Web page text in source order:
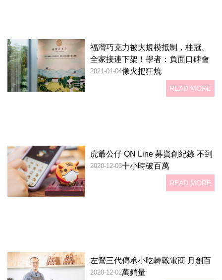
福灣巧克力被大規模抵制，桂冠、
全家接連下架！學者：負面口碑會
像火把狂燒
2021-01-04
READ MORE
虎爺公仔 ON Line 募資創紀錄 不到
十小時破百萬
2020-12-03
READ MORE
左營三代傳承小吃轉戰電商 月創百
萬銷量
2020-12-02